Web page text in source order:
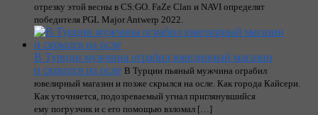
отрезку этой весны в CS:GO. FaZe Clan и NAVI определят
победителя PGL Major Antwerp 2022.
В Турции мужчина ограбил ювелирный магазин
и скрылся на осле В Турции пьяный мужчина ограбил
ювелирный магазин и позже скрылся на осле. Как города Кайсери.
Как уточняется, подозреваемый угнал приглянувшийся
ему погрузчик и с его помощью взломал […]